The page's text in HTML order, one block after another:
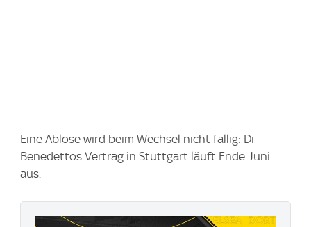
Eine Ablöse wird beim Wechsel nicht fällig: Di
Benedettos Vertrag in Stuttgart läuft Ende Juni
aus.